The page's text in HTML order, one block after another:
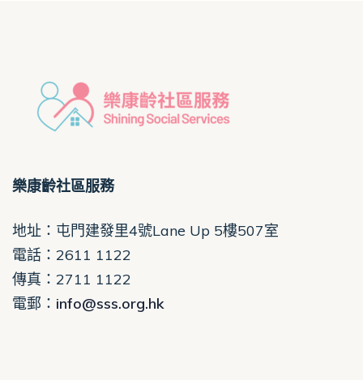
樂康齡社區服務
地址：屯門建發里4號Lane Up 5樓507室
電話 ：2611 1122
傳真：2711 1122
電郵 ： info@sss.org.hk